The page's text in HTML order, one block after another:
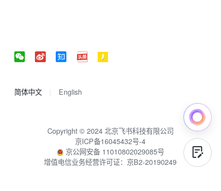
简体中文 English
Copyright © 2024 北京飞书科技有限公司
京ICP备16045432号-4
京公网安备 11010802029085号
增值电信业务经营许可证：京B2-20190249